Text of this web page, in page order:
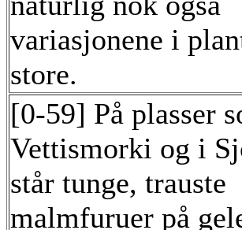
variasjonene i
store.
[0-59] På plasser
Vettismorki og i
står tunge, trauste
malmfuruer på